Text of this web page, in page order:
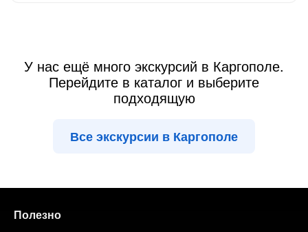
У нас ещё много экскурсий в Каргополе.
Перейдите в каталог и выберите
подходящую
Все экскурсии в Каргополе
Полезно